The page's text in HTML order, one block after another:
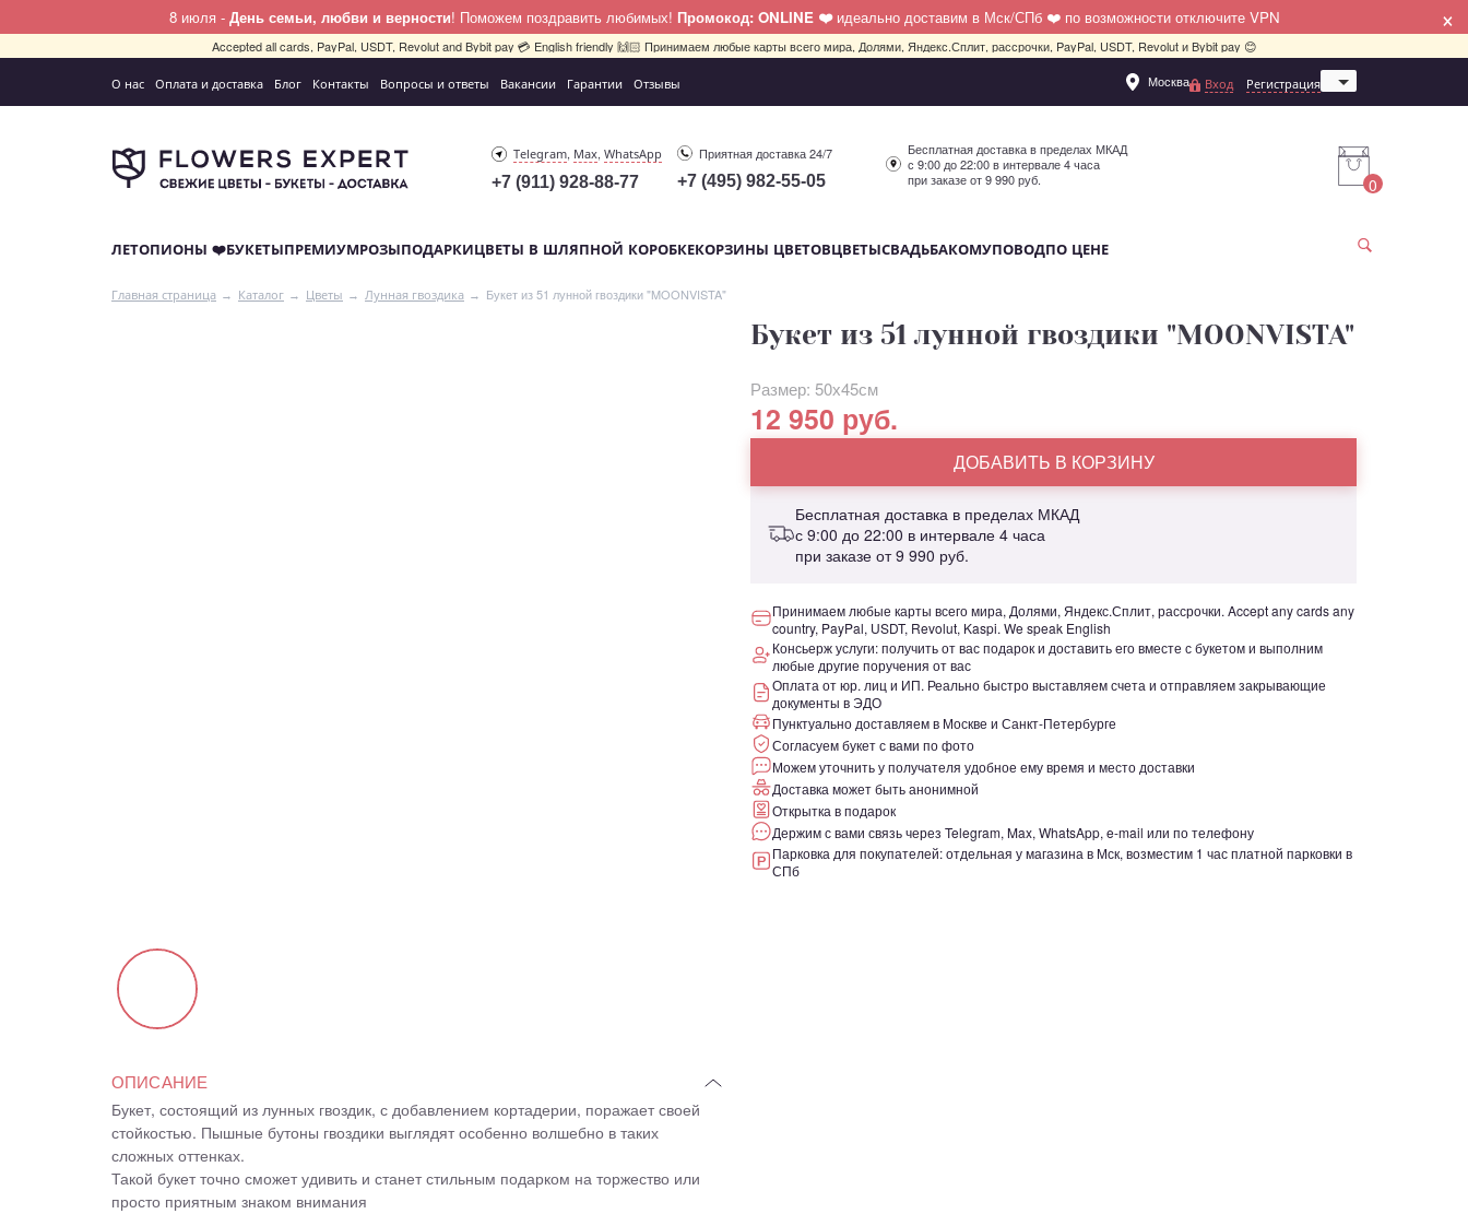
8 июля - День семьи, любви и верности! Поможем поздравить любимых! Промокод: ONLINE ❤️ идеально доставим в Мск/СПб ❤️ по возможности отключите VPN ×
Accepted all cards, PayPal, USDT, Revolut and Bybit pay 💳 English friendly 🙌🏻 Принимаем любые карты всего мира, Долями, Яндекс.Сплит, рассрочки, PayPal, USDT, Revolut и Bybit pay 😊
О нас Оплата и доставка Блог Контакты Вопросы и ответы Вакансии Гарантии Отзывы Москва
Санкт-Петербург
Вход Регистрация
Telegram, Max,WhatsApp
+7 (911) 928-88-77
Приятная доставка 24/7
+7 (495) 982-55-05
Бесплатная доставка в пределах МКАД
с 9:00 до 22:00 в интервале 4 часа
при заказе от 9 990 руб.
0
ЛЕТОПИОНЫ ❤️БУКЕТЫПРЕМИУМРОЗЫПОДАРКИЦВЕТЫ В ШЛЯПНОЙ КОРОБКЕКОРЗИНЫ ЦВЕТОВЦВЕТЫСВАДЬБАКОМУПОВОДПО ЦЕНЕ
Главная страница Каталог Цветы Лунная гвоздика Букет из 51 лунной гвоздики "MOONVISTA"
Букет из 51 лунной гвоздики "MOONVISTA"
Размер: 50х45см
12 950 руб.
ДОБАВИТЬ В КОРЗИНУ
Бесплатная доставка в пределах МКАД
с 9:00 до 22:00 в интервале 4 часа
при заказе от9 990 руб.
Принимаем любые карты всего мира, Долями, Яндекс.Сплит, рассрочки. Accept any cards any
country, PayPal, USDT, Revolut, Kaspi. We speak English
Консьерж услуги: получить от вас подарок и доставить его вместе с букетом и выполним
любые другие поручения от вас
Оплата от юр. лиц и ИП. Реально быстро выставляем счета и отправляем закрывающие
документы в ЭДО
Пунктуально доставляем в Москве и Санкт-Петербурге
Согласуем букет с вами по фото
Можем уточнить у получателя удобное ему время и место доставки
Доставка может быть анонимной
Открытка в подарок
Держим с вами связь через Telegram, Max, WhatsApp, e-mail или по телефону
Парковка для покупателей: отдельная у магазина в Мск, возместим 1 час платной парковки в
СПб
ОПИСАНИЕ
Букет, состоящий из лунных гвоздик, с добавлением кортадерии, поражает своей
стойкостью. Пышные бутоны гвоздики выглядят особенно волшебно в таких
сложных оттенках.
Такой букет точно сможет удивить и станет стильным подарком на торжество или
просто приятным знаком внимания